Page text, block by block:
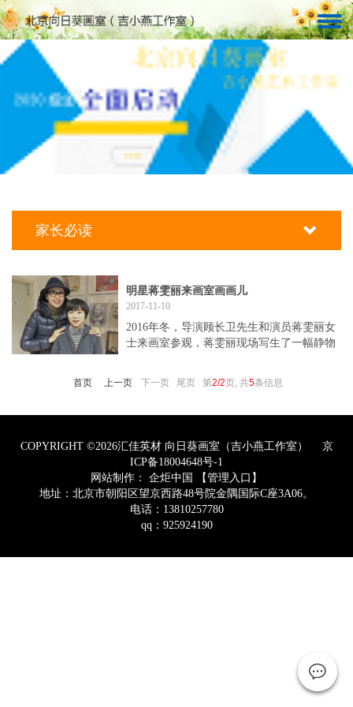
家长必读
明星蒋雯丽来画室画画儿
2017-11-10
2016年冬，导演顾长卫先生和演员蒋雯丽女
士来画室参观，蒋雯丽现场写生了一幅静物
首页 上一页 下一页 尾页 第2/2页, 共5条信息
COPYRIGHT ©2026汇佳英材 向日葵画室（吉小燕工作室）
京
ICP备18004648号-1
网站制作： 企炬中国
【管理入口】
地址：北京市朝阳区望京西路48号院金隅国际C座3A06。
电话：13810257780
qq：925924190